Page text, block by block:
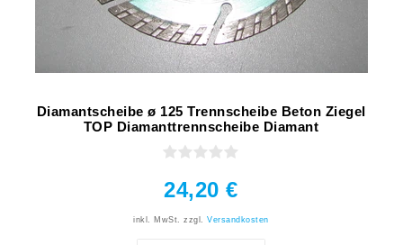
Diamantscheibe ø 125 Trennscheibe Beton Ziegel
TOP Diamanttrennscheibe Diamant
24,20 €
inkl. MwSt. zzgl.Versandkosten